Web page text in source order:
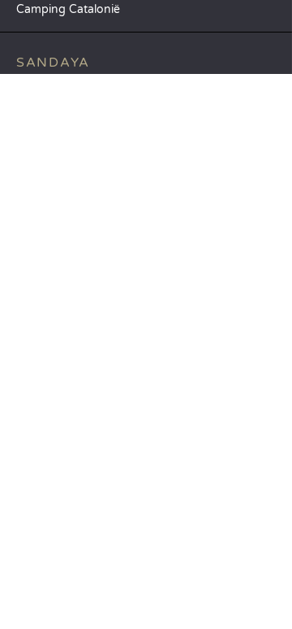
Camping Catalonië
SANDAYA